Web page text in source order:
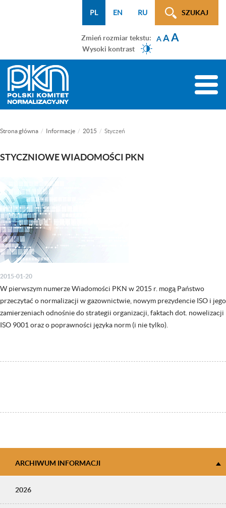
(tylko
na
podstronach)
SZUKAJ
PL EN RU
Zmień rozmiar tekstu: AAA
Wysoki kontrast
Toggle
Strona główna Informacje 2015 Styczeń
STYCZNIOWE WIADOMOŚCI PKN
2015-01-20
W pierwszym numerze Wiadomości PKN w 2015 r. mogą Państwo
przeczytać o normalizacji w gazownictwie, nowym prezydencie ISO i jego
zamierzeniach odnośnie do strategii organizacji, faktach dot. nowelizacji
ISO 9001 oraz o poprawności języka norm (i nie tylko).
ARCHIWUM INFORMACJI
2026